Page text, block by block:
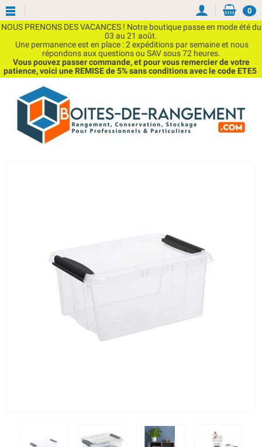
NOUS PRENONS DES VACANCES ! Notre boutique passe en mode été du
03 au 21 août.
Une permanence est en place : 2 expéditions par semaine et nous
répondons aux questions ou SAV sous 72 heures.
Vous pouvez passer commande, et pour vous remercier de votre
patience, voici une REMISE de 5% sans conditions avec le code ETE5
0